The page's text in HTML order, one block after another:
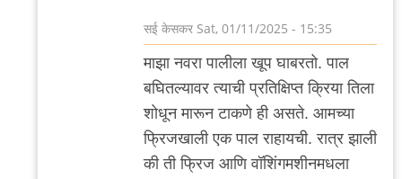
आले…
by
चिमणराव
सई केसकर Sat, 01/11/2025 - 15:35
reply
to
ही
घ्या!
माझा नवरा पालीला खूप घाबरतो. पाल
बघितल्यावर त्याची प्रतिक्षिप्त क्रिया तिला
शोधून मारून टाकणे ही असते. आमच्या
फ्रिजखाली एक पाल राहायची. रात्र झाली
की ती फ्रिज आणि वॉशिंगमशीनमधला